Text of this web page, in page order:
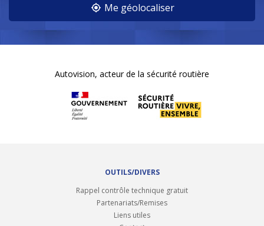
Me géolocaliser
Autovision, acteur de la sécurité routière
OUTILS/DIVERS
Rappel contrôle technique gratuit
Partenariats/Remises
Liens utiles